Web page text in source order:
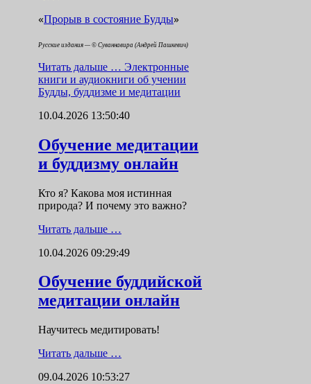
«Прорыв в состояние Будды»
Русские издания — © Суваннавира (Андрей Пашкевич)
Читать дальше … Электронные
книги и аудиокниги об учении
Будды, буддизме и медитации
10.04.2026 13:50:40
Обучение медитации
и буддизму онлайн
Кто я? Какова моя истинная
природа? И почему это важно?
Читать дальше …
10.04.2026 09:29:49
Обучение буддийской
медитации онлайн
Научитесь медитировать!
Читать дальше …
09.04.2026 10:53:27